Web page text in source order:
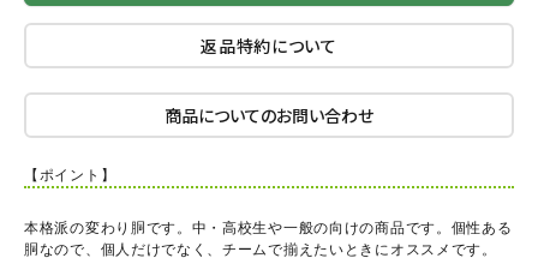
返品特約について
商品についてのお問い合わせ
【ポイント】
本格派の変わり胴です。中・高校生や一般の向けの商品です。個性ある
胴なので、個人だけでなく、チームで揃えたいときにオススメです。